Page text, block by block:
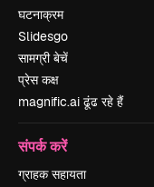
घटनाक्रम
Slidesgo
सामग्री बेचें
प्रेस कक्ष
magnific.ai ढूंढ रहे हैं
संपर्क करें
ग्राहक सहायता